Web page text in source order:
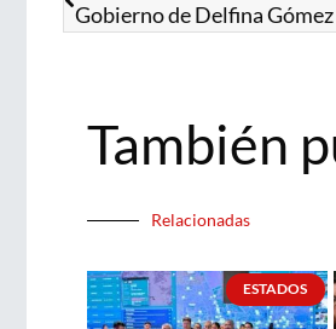
También
Relacionadas
ESTADOS